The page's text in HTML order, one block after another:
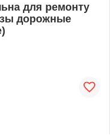
для ремонту
дорожные